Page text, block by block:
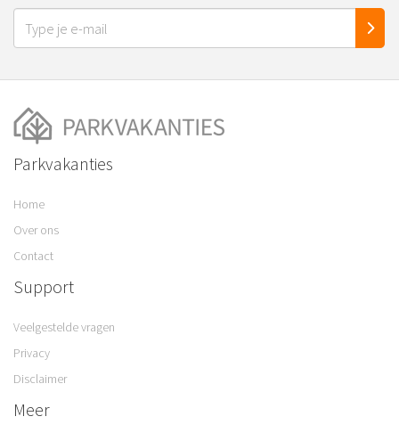
Parkvakanties
Home
Over ons
Contact
Support
Veelgestelde vragen
Privacy
Disclaimer
Meer